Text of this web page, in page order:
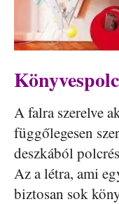
A falra szerelve
függőlegesen
deszkából
Az a létra, ami
biztosan sok